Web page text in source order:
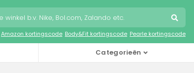
Amazon kortingscode Body&Fit kortingscode Pearle kortingscode
Categorieën